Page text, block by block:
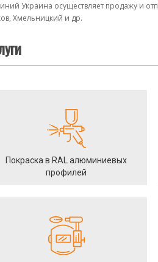
Украина осуществляет продажу и
Хмельницкий и др.
Покраска в RAL алюминиевых
профилей